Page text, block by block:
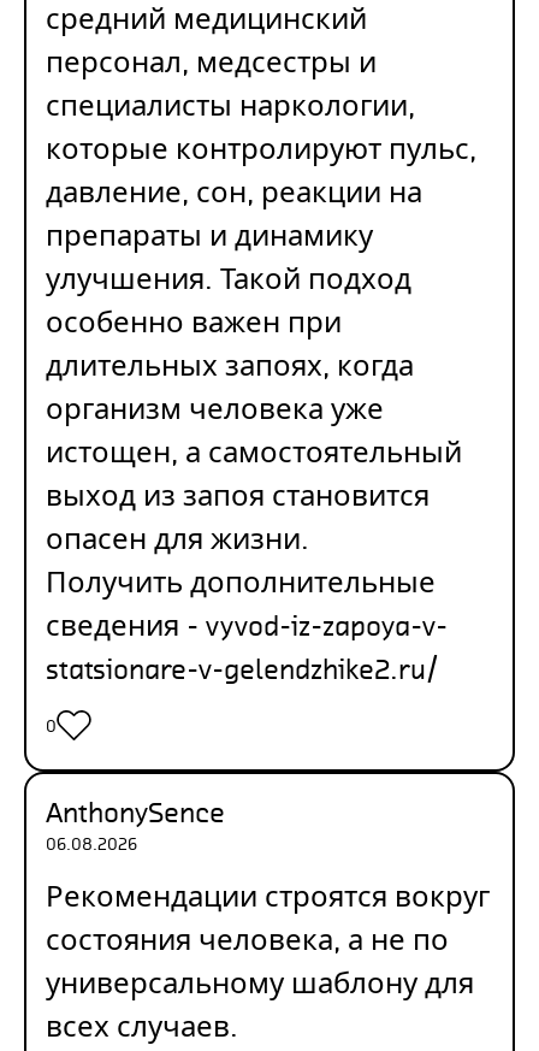
средний медицинский
персонал, медсестры и
специалисты наркологии,
которые контролируют пульс,
давление, сон, реакции на
препараты и динамику
улучшения. Такой подход
особенно важен при
длительных запоях, когда
организм человека уже
истощен, а самостоятельный
выход из запоя становится
опасен для жизни.
Получить дополнительные
сведения - vyvod-iz-zapoya-v-
statsionare-v-gelendzhike2.ru/
0
AnthonySence
06.08.2026
Рекомендации строятся вокруг
состояния человека, а не по
универсальному шаблону для
всех случаев.